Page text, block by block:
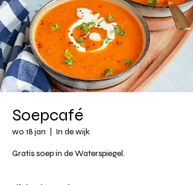
Soepcafé
wo 18 jan In de wijk
Gratis soep in de Waterspiegel.